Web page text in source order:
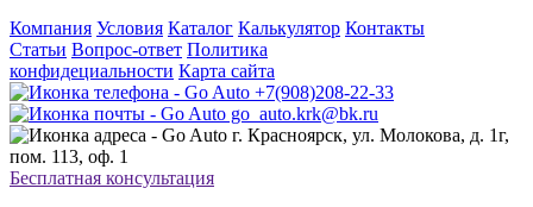
Компания Условия Каталог Калькулятор Контакты
Статьи Вопрос-ответ Политика
конфидециальности Карта сайта
+7(908)208-22-33
go_auto.krk@bk.ru
г. Красноярск, ул. Молокова, д. 1г,
пом. 113, оф. 1
Бесплатная консультация